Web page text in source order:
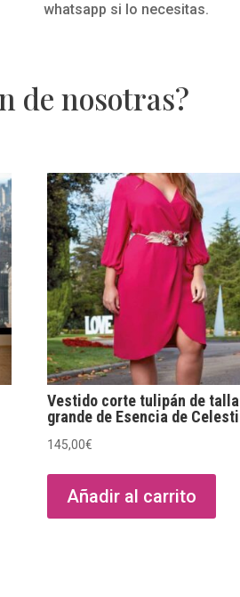
whatsapp si lo necesitas.
de nosotras?
Vestido corte tulipán de talla
grande de Esencia de
145,00€
Añadir al carrito